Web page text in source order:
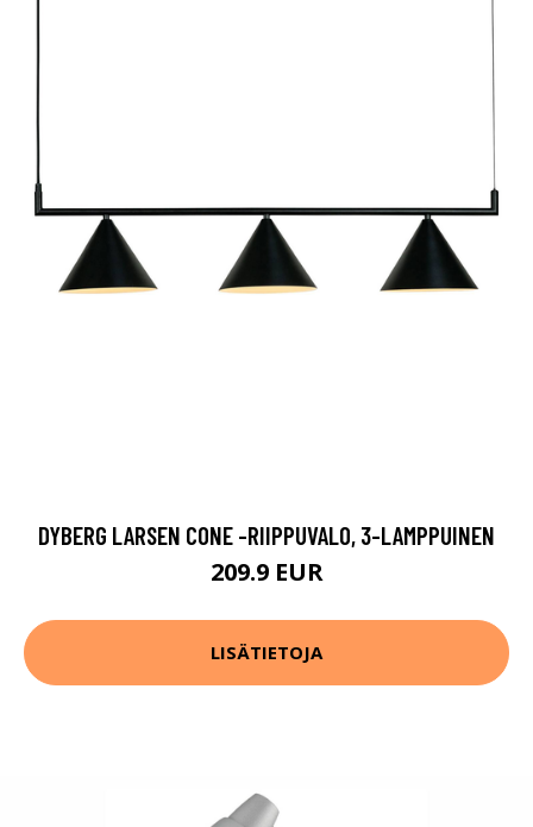
DYBERG LARSEN CONE -RIIPPUVALO, 3-LAMPPUINEN
209.9 EUR
LISÄTIETOJA